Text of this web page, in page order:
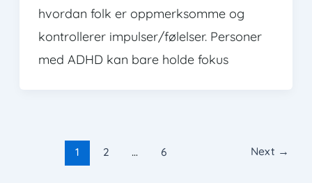
hvordan folk er oppmerksomme og
kontrollerer impulser/følelser. Personer
med ADHD kan bare holde fokus
1 2 … 6 Next →